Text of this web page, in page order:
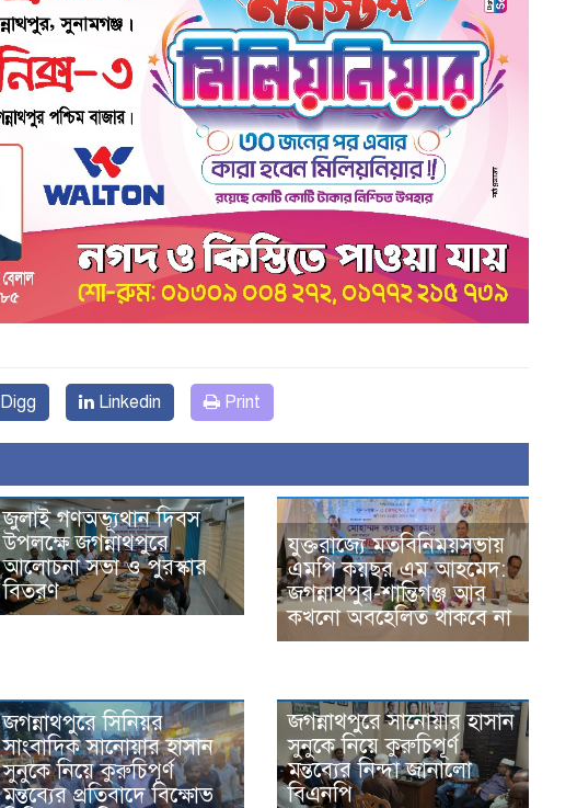
Digg Linkedin Print
জুলাই গণঅভ্যূথান দিবস
উপলক্ষে জগন্নাথপুরে
আলোচনা সভা ও পুরস্কার
বিতরণ
যুক্তরাজ্যে মতবিনিময়সভায়
এমপি কয়ছর এম আহমেদ:
জগন্নাথপুর-শান্তিগঞ্জ আর
কখনো অবহেলিত থাকবে না
জগন্নাথপুরে সিনিয়র
সাংবাদিক সানোয়ার হাসান
সুনুকে নিয়ে কুরুচিপূর্ণ
মন্তব্যের প্রতিবাদে বিক্ষোভ
জগন্নাথপুরে সানোয়ার হাসান
সুনুকে নিয়ে কুরুচিপূর্ণ
মন্তব্যের নিন্দা জানালো
বিএনপি